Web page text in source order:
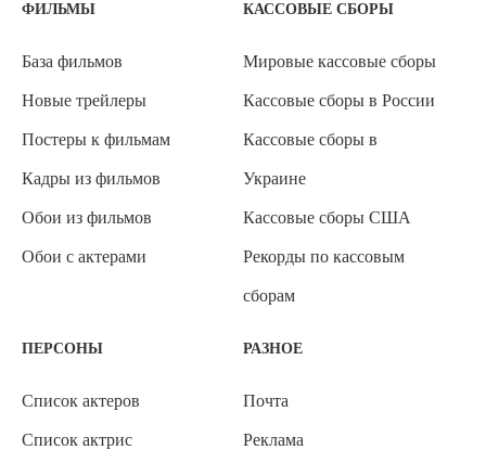
ФИЛЬМЫ
База фильмов
Новые трейлеры
Постеры к фильмам
Кадры из фильмов
Обои из фильмов
Обои с актерами
КАССОВЫЕ СБОРЫ
Мировые кассовые сборы
Кассовые сборы в России
Кассовые сборы в
Украине
Кассовые сборы США
Рекорды по кассовым
сборам
ПЕРСОНЫ
Список актеров
Список актрис
РАЗНОЕ
Почта
Реклама